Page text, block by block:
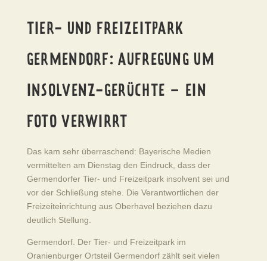
TIER- UND FREIZEITPARK
GERMENDORF: AUFREGUNG UM
INSOLVENZ-GERÜCHTE – EIN
FOTO VERWIRRT
Das kam sehr überraschend: Bayerische Medien
vermittelten am Dienstag den Eindruck, dass der
Germendorfer Tier- und Freizeitpark insolvent sei und
vor der Schließung stehe. Die Verantwortlichen der
Freizeiteinrichtung aus Oberhavel beziehen dazu
deutlich Stellung.
Germendorf. Der Tier- und Freizeitpark im
Oranienburger Ortsteil Germendorf zählt seit vielen